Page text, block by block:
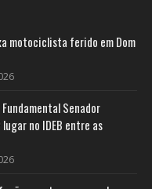
motociclista ferido em Dom
Senador
no IDEB entre as